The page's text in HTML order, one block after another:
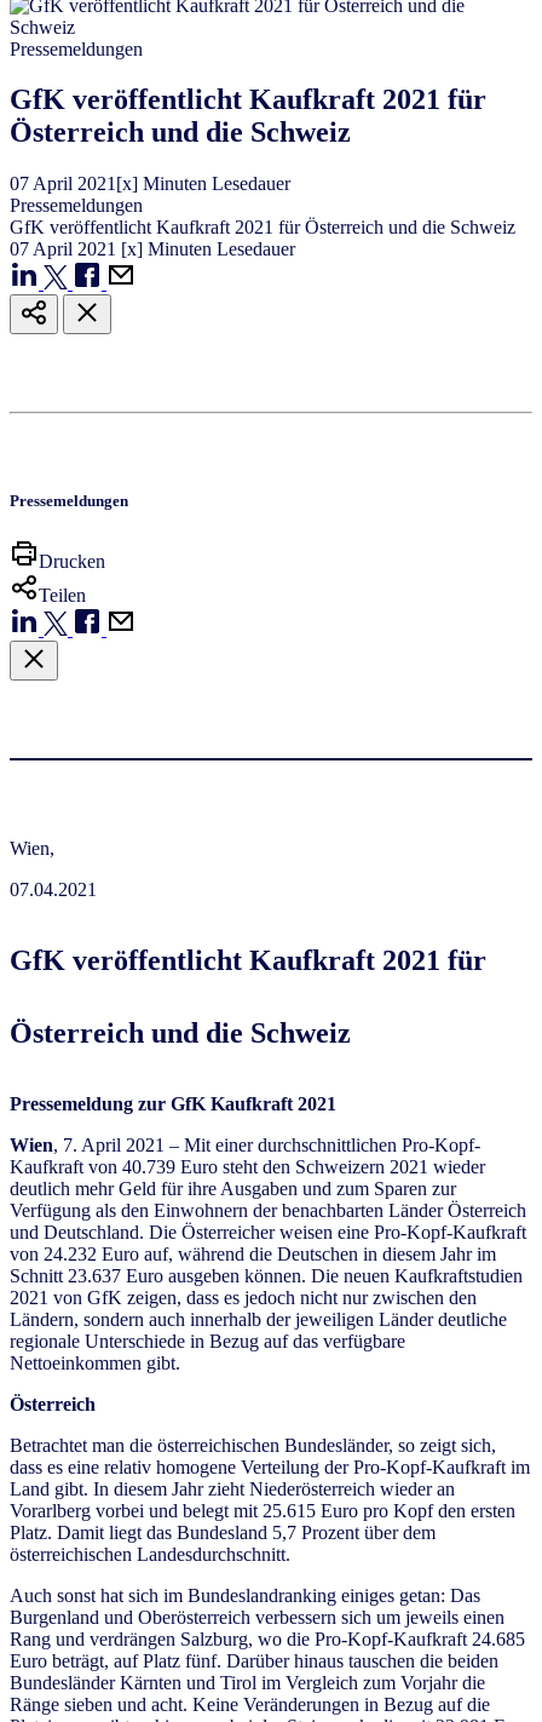
Pressemeldungen
GfK veröffentlicht Kaufkraft 2021 für
Österreich und die Schweiz
07 April 2021 [x] Minuten Lesedauer
Pressemeldungen
GfK veröffentlicht Kaufkraft 2021 für Österreich und die Schweiz
07 April 2021 [x] Minuten Lesedauer
Pressemeldungen
Drucken
Teilen
Wien,
07.04.2021
GfK veröffentlicht Kaufkraft 2021 für
Österreich und die Schweiz
Pressemeldung zur GfK Kaufkraft 2021
Wien, 7. April 2021 – Mit einer durchschnittlichen Pro-Kopf-
Kaufkraft von 40.739 Euro steht den Schweizern 2021 wieder
deutlich mehr Geld für ihre Ausgaben und zum Sparen zur
Verfügung als den Einwohnern der benachbarten Länder Österreich
und Deutschland. Die Österreicher weisen eine Pro-Kopf-Kaufkraft
von 24.232 Euro auf, während die Deutschen in diesem Jahr im
Schnitt 23.637 Euro ausgeben können. Die neuen Kaufkraftstudien
2021 von GfK zeigen, dass es jedoch nicht nur zwischen den
Ländern, sondern auch innerhalb der jeweiligen Länder deutliche
regionale Unterschiede in Bezug auf das verfügbare
Nettoeinkommen gibt.
Österreich
Betrachtet man die österreichischen Bundesländer, so zeigt sich,
dass es eine relativ homogene Verteilung der Pro-Kopf-Kaufkraft im
Land gibt. In diesem Jahr zieht Niederösterreich wieder an
Vorarlberg vorbei und belegt mit 25.615 Euro pro Kopf den ersten
Platz. Damit liegt das Bundesland 5,7 Prozent über dem
österreichischen Landesdurchschnitt.
Auch sonst hat sich im Bundeslandranking einiges getan: Das
Burgenland und Oberösterreich verbessern sich um jeweils einen
Rang und verdrängen Salzburg, wo die Pro-Kopf-Kaufkraft 24.685
Euro beträgt, auf Platz fünf. Darüber hinaus tauschen die beiden
Bundesländer Kärnten und Tirol im Vergleich zum Vorjahr die
Ränge sieben und acht. Keine Veränderungen in Bezug auf die